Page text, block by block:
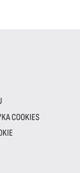
COOKIES